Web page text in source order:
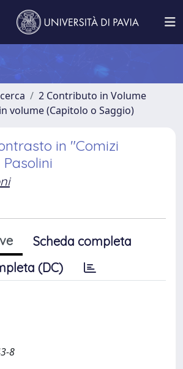
2 Contributo in Volume
volume (Capitolo o Saggio)
in "Comizi
Scheda completa
(DC)
8